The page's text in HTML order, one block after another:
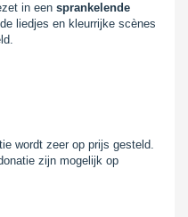
in een sprankelende
liedjes en kleurrijke scènes
wordt zeer op prijs gesteld.
zijn mogelijk op